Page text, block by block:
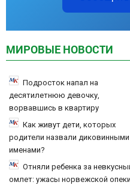
МИРОВЫЕ НОВОСТИ
Подросток напал на
десятилетнюю девочку,
ворвавшись в квартиру
Как живут дети, которых
родители назвали диковинными
именами?
Отняли ребенка за
омлет: ужасы норвежской опеки